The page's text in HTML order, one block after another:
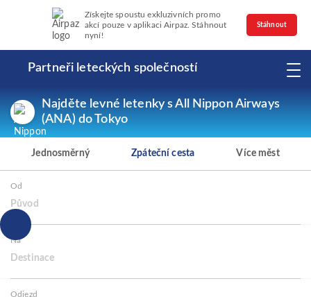
Získejte spoustu exkluzivních promo
akcí pouze v aplikaci Airpaz. Stáhnout
nyní!
Stáhnout
Partneři leteckých společností
Najděte levné letenky s All Nippon Airways
(ANA) do Tokyo
Jednosměrný Zpáteční cesta Více měst
Od
Původ
Na
Destinace
Odjezd